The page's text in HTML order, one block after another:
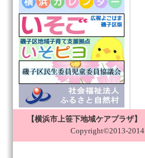
【横浜市上笹下地域ケアプラザ】
Copyright©2013-2014